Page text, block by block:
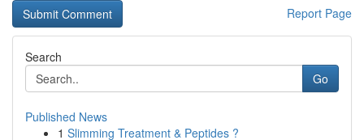
Report Page
Search
Go
Published News
1 Slimming Treatment & Peptides ?